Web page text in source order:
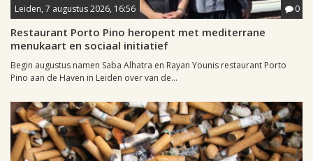
Leiden, 7 augustus 2026, 16:56 0
Restaurant Porto Pino heropent met mediterrane
menukaart en sociaal initiatief
Begin augustus namen Saba Alhatra en Rayan Younis restaurant Porto
Pino aan de Haven in Leiden over van de...